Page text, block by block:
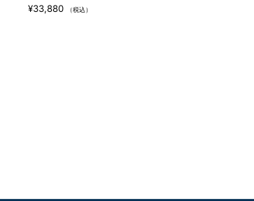
¥33,880 （税込）